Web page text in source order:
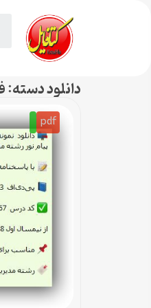
دانلود
pdf